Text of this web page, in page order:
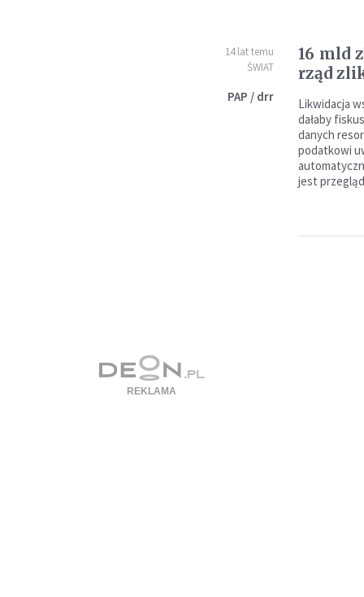
14 lat temu
ŚWIAT
PAP / drr
16 mld
rząd
Likwidacja
dałaby
danych
podatkowi
jest